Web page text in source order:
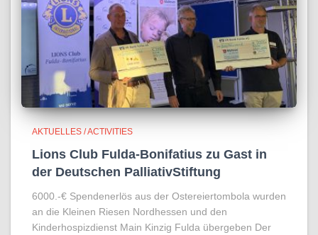
AKTUELLES / ACTIVITIES
Lions Club Fulda-Bonifatius zu Gast in
der Deutschen PalliativStiftung
6000.-€ Spendenerlös aus der Ostereiertombola wurden
an die Kleinen Riesen Nordhessen und den
Kinderhospizdienst Main Kinzig Fulda übergeben Der